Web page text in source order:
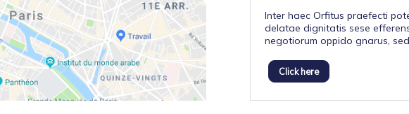
Inter haec Orfitus praefecti
delatae dignitatis sese
negotiorum oppido gnarus,
Click here